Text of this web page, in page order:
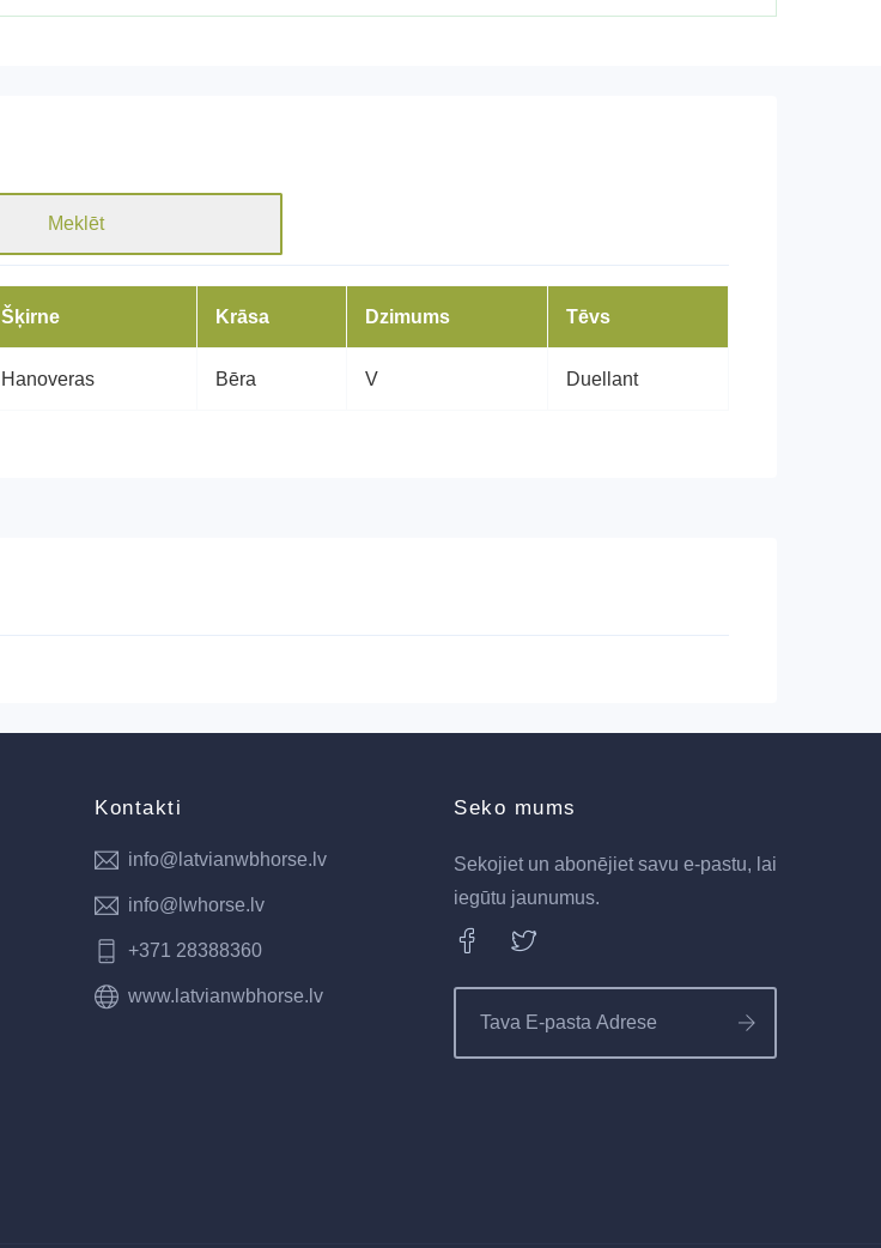
Meklēt
Šķirne Krāsa Dzimums Tēvs
Hanoveras Bēra V Duellant
Kontakti
info@latvianwbhorse.lv
info@lwhorse.lv
+371 28388360
www.latvianwbhorse.lv
Seko mums
Sekojiet un abonējiet savu e-pastu, lai
iegūtu jaunumus.